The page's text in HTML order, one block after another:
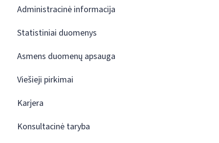
Administracinė informacija
Statistiniai duomenys
Asmens duomenų apsauga
Viešieji pirkimai
Karjera
Konsultacinė taryba